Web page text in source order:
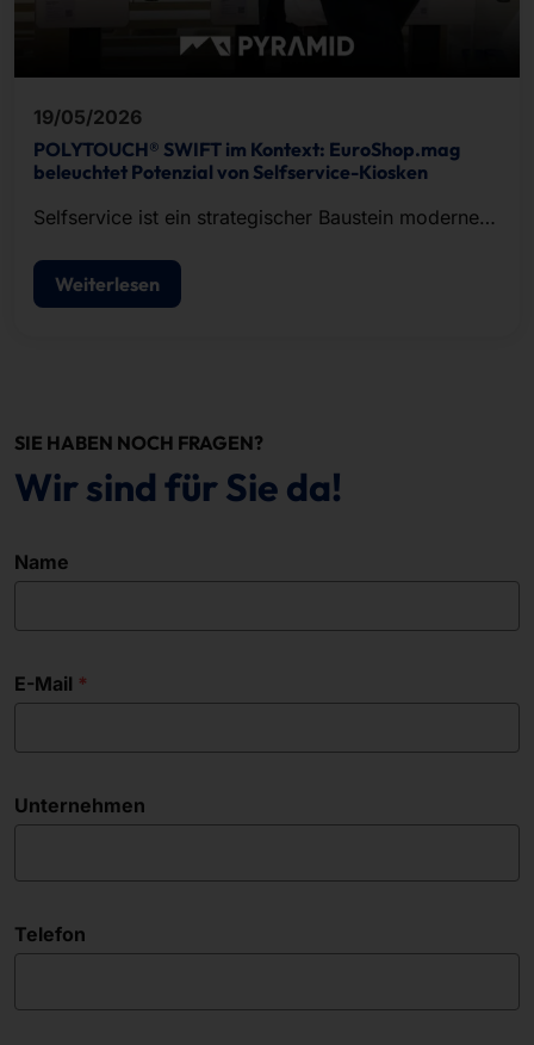
19/05/2026
POLYTOUCH® SWIFT im Kontext: EuroShop.mag
beleuchtet Potenzial von Selfservice-Kiosken
Selfservice ist ein strategischer Baustein moderner
Weiterlesen
SIE HABEN NOCH FRAGEN?
Wir sind für Sie da!
Name
E-Mail
Unternehmen
Telefon